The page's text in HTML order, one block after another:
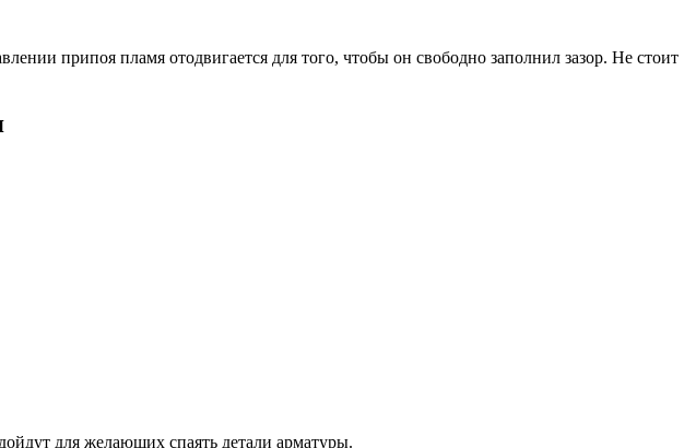
припоя пламя отодвигается для того, чтобы он свободно заполнил зазор. Не стоит
для желающих спаять детали арматуры.